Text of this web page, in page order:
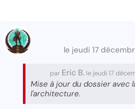
le jeudi 17
par Eric B. le jeudi 17
Mise à jour du dossier avec
l'architecture.